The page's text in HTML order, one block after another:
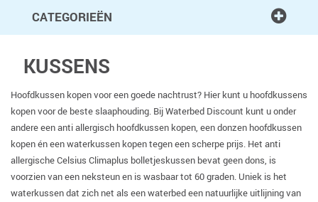
CATEGORIEËN
KUSSENS
Hoofdkussen kopen voor een goede nachtrust? Hier kunt u hoofdkussens
kopen voor de beste slaaphouding. Bij Waterbed Discount kunt u onder
andere een anti allergisch hoofdkussen kopen, een donzen hoofdkussen
kopen én een waterkussen kopen tegen een scherpe prijs. Het anti
allergische Celsius Climaplus bolletjeskussen bevat geen dons, is
voorzien van een neksteun en is wasbaar tot 60 graden. Uniek is het
waterkussen dat zich net als een waterbed een natuurlijke uitlijning van